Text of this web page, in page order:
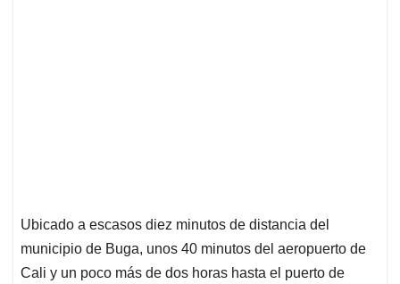
Ubicado a escasos diez minutos de distancia del
municipio de Buga, unos 40 minutos del aeropuerto de
Cali y un poco más de dos horas hasta el puerto de